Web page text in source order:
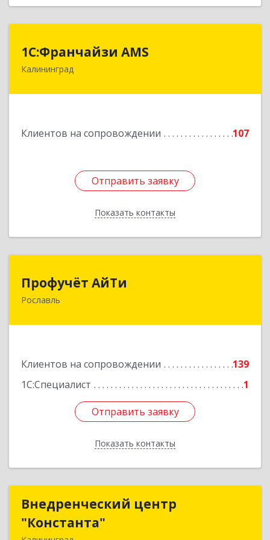
1С:Франчайзи AMS
Калининград
Клиентов на сопровождении 107
Отправить заявку
Показать контакты
238325, Калининградская обл, Гурьевский р-н,
Отправить заявку
Назад
Профучёт АйТи
Рославль
Клиентов на сопровождении
139
1С:Специалист
1
Отправить заявку
Показать контакты
216500, Смоленская обл, Рославльский р-н,
Отправить заявку
Назад
Внедренческий центр
"Константа"
Внедренческий центр